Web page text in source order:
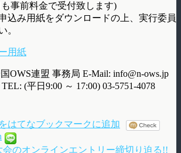
事前料金で受付致します)
込み用紙をダウンロードの上、実行委員
。
用紙
OWS連盟 事務局 E-Mail: info@n-ows.jp
(平日9:00 ～ 17:00) 03-5751-4078
会のオンラインエントリー締切り迫る!!